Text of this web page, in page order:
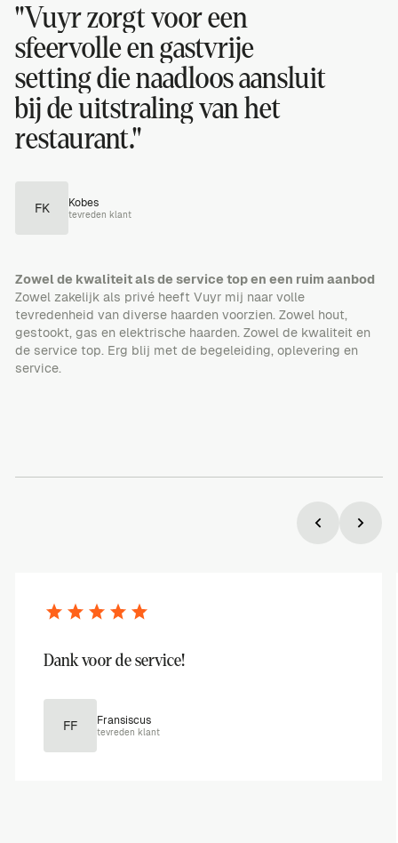
"Vuyrzorgtvooreen
sfeervolleen gastvrije
settingdienaadloosaansluit
bij deuitstralingvan het
restaurant."
FK Kobes
tevreden klant
Zowel de kwaliteit als de service top en een ruim aanbod
Zowel zakelijk als privé heeft Vuyr mij naar volle
tevredenheid van diverse haarden voorzien. Zowel hout,
gestookt, gas en elektrische haarden. Zowel de kwaliteit en
de service top. Erg blij met de begeleiding, oplevering en
service.
Dank voor de service!
FF Fransiscus
tevreden klant